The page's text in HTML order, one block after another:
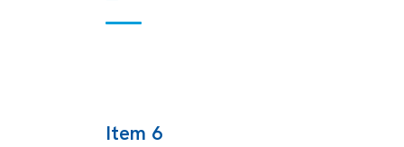
Item 6